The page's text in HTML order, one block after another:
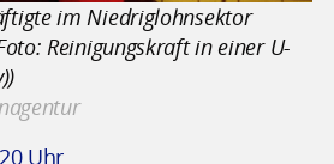
im Niedriglohnsektor
Reinigungskraft in einer U-
Uhr